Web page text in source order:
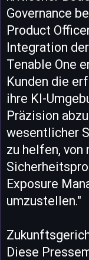
Governance
Product
Integration
Tenable One
Kunden die
ihre KI-
Präzision
wesentlicher
zu helfen, von
Exposure
umzustellen."
Diese